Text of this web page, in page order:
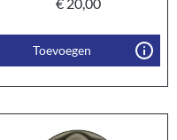
€20,00
Toevoegen